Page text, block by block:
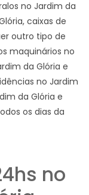
no Jardim da
caixas de
outro tipo de
maquinários no
da Glória e
no Jardim
da Glória e
os dias da
no